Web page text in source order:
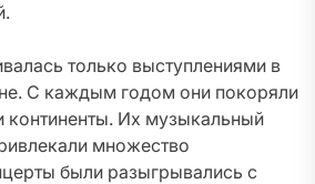
только выступлениями в
С каждым годом они покоряли
континенты. Их музыкальный
множество
были разыгрывались с